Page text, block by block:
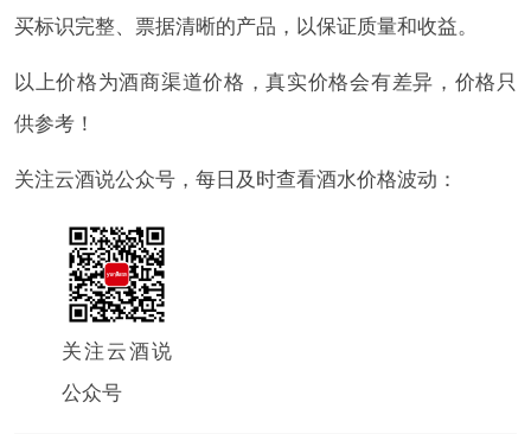
买标识完整、票据清晰的产品，以保证质量和收益。
以上价格为酒商渠道价格，真实价格会有差异，价格只
供参考！
关注云酒说公众号，每日及时查看酒水价格波动：
关注云酒说
公众号